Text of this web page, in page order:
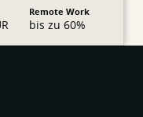
Remote Work
bis zu 60%